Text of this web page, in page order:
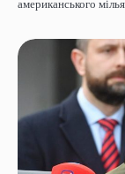
американського